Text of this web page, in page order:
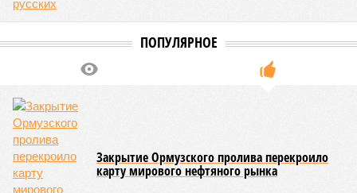
ПОПУЛЯРНОЕ
Закрытие Ормузского пролива перекроило
карту мирового нефтяного рынка